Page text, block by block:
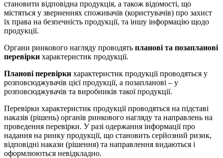
становити відповідна продукція, а також відомості, що
містяться у зверненнях споживачів (користувачів) про захист
їх права на безпечність продукції, та іншу інформацію щодо
продукції.
Органи ринкового нагляду проводять планові та позапланові
перевірки характеристик продукції.
Планові перевірки характеристик продукції проводяться у
розповсюджувачів цієї продукції, а позапланові – у
розповсюджувачів та виробників такої продукції.
Перевірки характеристик продукції проводяться на підставі
наказів (рішень) органів ринкового нагляду та направлень на
проведення перевірки. У разі одержання інформації про
надання на ринку продукції, що становить серйозний ризик,
відповідні накази (рішення) та направлення видаються і
оформлюються невідкладно.